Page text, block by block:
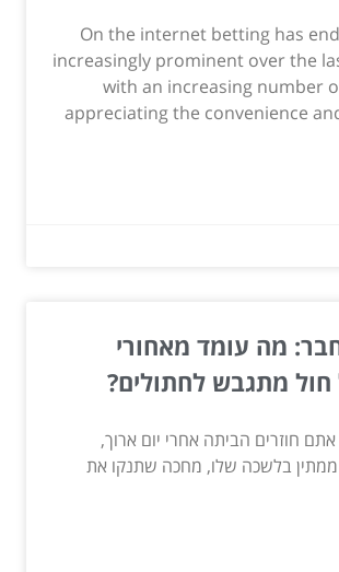
On the internet betting has
increasingly prominent over the
with an increasing number
appreciating the convenience
מה עומד מאחורי
מתגבש לחתולים?
חוזרים הביתה אחרי יום ארוך,
בלשכה שלו, מחכה שתנקו את